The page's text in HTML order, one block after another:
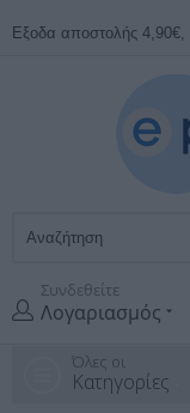
Εξοδα αποστολής 4,90€,
Συνδεθείτε
Λογαριασμός
Όλες οι
Κατηγορίες